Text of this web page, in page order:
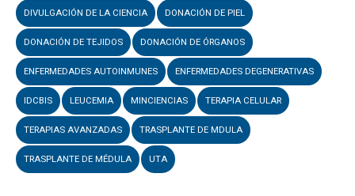
DIVULGACIÓN DE LA CIENCIA DONACIÓN DE PIEL
DONACIÓN DE TEJIDOS DONACIÓN DE ÓRGANOS
ENFERMEDADES AUTOINMUNES ENFERMEDADES DEGENERATIVAS
IDCBIS LEUCEMIA MINCIENCIAS TERAPIA CELULAR
TERAPIAS AVANZADAS TRASPLANTE DE MDULA
TRASPLANTE DE MÉDULA UTA